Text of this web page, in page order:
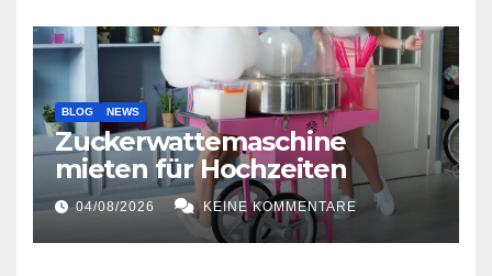
BLOG NEWS
Zuckerwattemaschine
mieten für Hochzeiten
04/08/2026 KEINE KOMMENTARE